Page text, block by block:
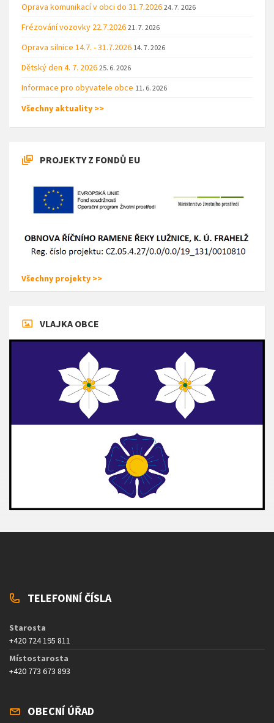
Oprava komunikací v obci do 31.7.2026 24. 7. 2026
Frézování vozovky 22.7.2026 21. 7. 2026
Oprava silnice 14.7. - 31.7.2026 14. 7. 2026
Dětský den 4. 7. 2026 25. 6. 2026
Informace pro obyvatele obce 11. 6. 2026
Všechny aktuality >>
PROJEKTY Z FONDŮ EU
Všechny projekty >>
VLAJKA OBCE
TELEFONNÍ ČÍSLA
Starosta
+420 724 195 811
Místostarosta
+420 773 673 893
OBECNÍ ÚŘAD